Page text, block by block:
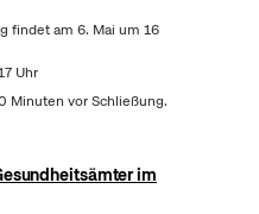
findet am 6. Mai um 16
Uhr
Minuten vor Schließung.
im